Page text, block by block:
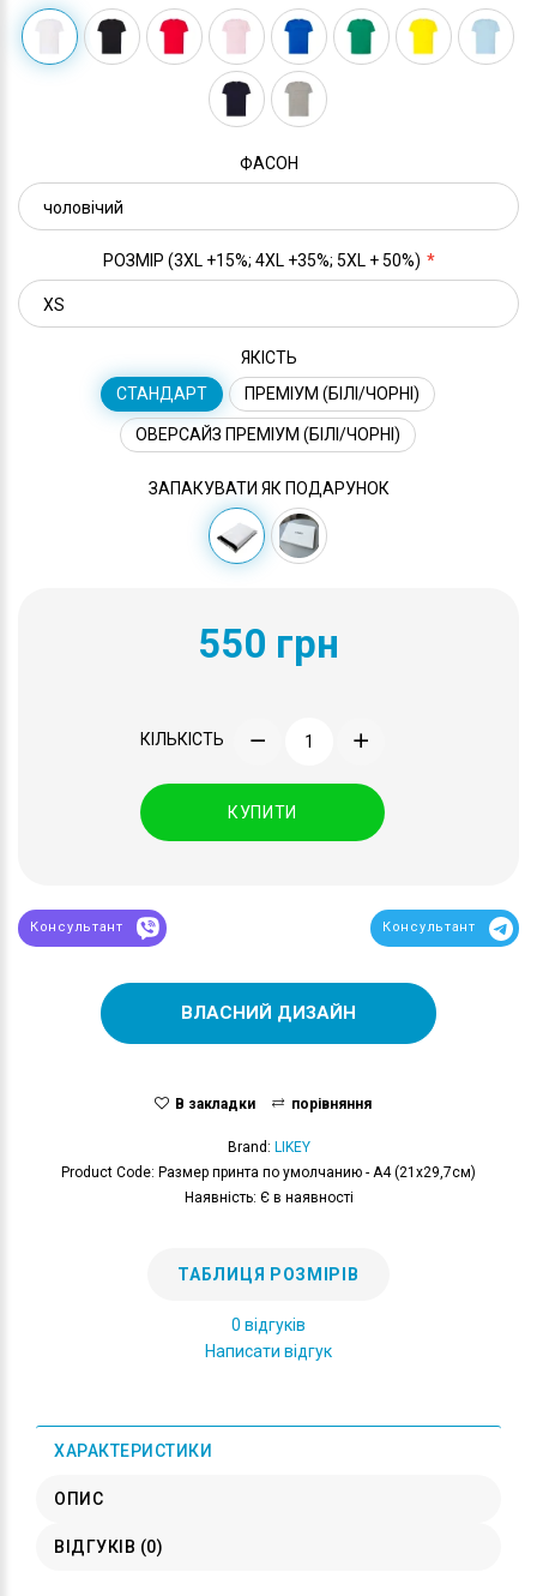
ФАСОН
РОЗМІР (3XL +15%; 4XL +35%; 5XL + 50%)
ЯКІСТЬ
СТАНДАРТ
ПРЕМІУМ (БІЛІ/ЧОРНІ)
ОВЕРСАЙЗ ПРЕМІУМ (БІЛІ/ЧОРНІ)
ЗАПАКУВАТИ ЯК ПОДАРУНОК
550 грн
КІЛЬКІСТЬ
КУПИТИ
Консультант Консультант
ВЛАСНИЙ ДИЗАЙН
В закладки порівняння
Brand: LIKEY
Product Code: Размер принта по умолчанию - А4 (21x29,7см)
Наявність: Є в наявності
ТАБЛИЦЯ РОЗМІРІВ
0 відгуків
Написати відгук
ХАРАКТЕРИСТИКИ
ОПИС
ВІДГУКІВ (0)